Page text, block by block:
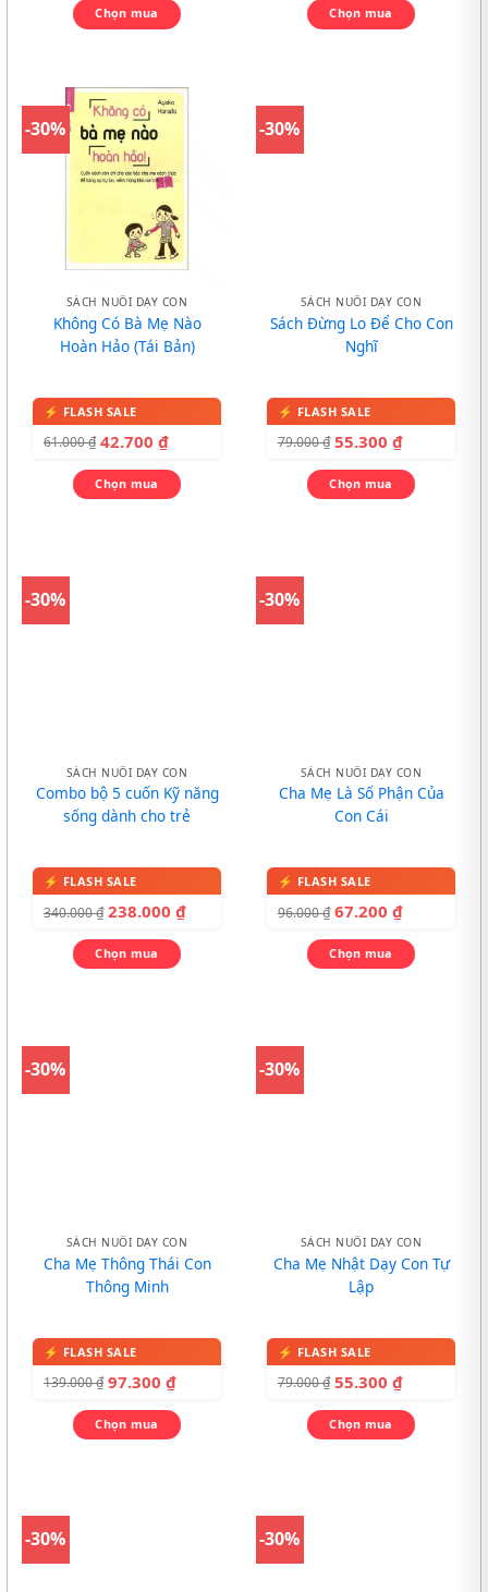
Chọn mua Chọn mua
-30%
SÁCH NUÔI DẠY CON
Không Có Bà Mẹ Nào
Hoàn Hảo (Tái Bản)
61.000₫ 42.700 ₫
Chọn mua
-30%
SÁCH NUÔI DẠY CON
Sách Đừng Lo Để Cho Con
Nghĩ
79.000₫ 55.300 ₫
Chọn mua
-30%
SÁCH NUÔI DẠY CON
Combo bộ 5 cuốn Kỹ năng
sống dành cho trẻ
340.000₫ 238.000 ₫
Chọn mua
-30%
SÁCH NUÔI DẠY CON
Cha Mẹ Là Số Phận Của
Con Cái
96.000₫ 67.200 ₫
Chọn mua
-30%
SÁCH NUÔI DẠY CON
Cha Mẹ Thông Thái Con
Thông Minh
139.000₫ 97.300 ₫
Chọn mua
-30%
SÁCH NUÔI DẠY CON
Cha Mẹ Nhật Dạy Con Tự
Lập
79.000₫ 55.300 ₫
Chọn mua
-30% -30%